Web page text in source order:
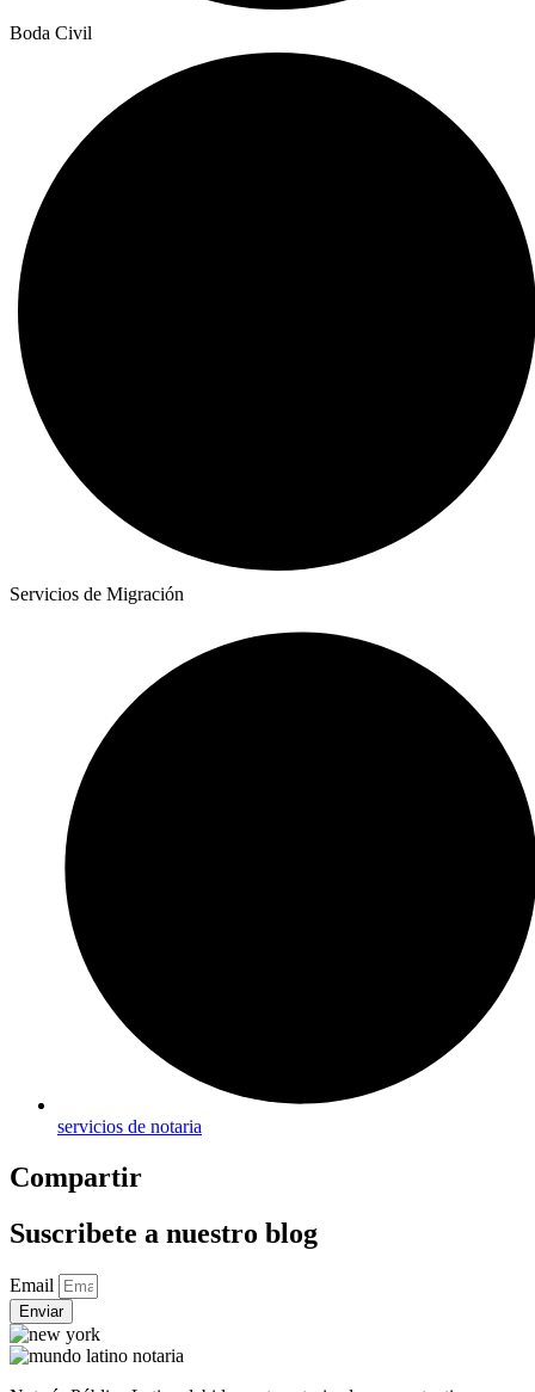
Boda Civil
Servicios de Migración
servicios de notaria
Compartir
Suscribete a nuestro blog
Email
Enviar